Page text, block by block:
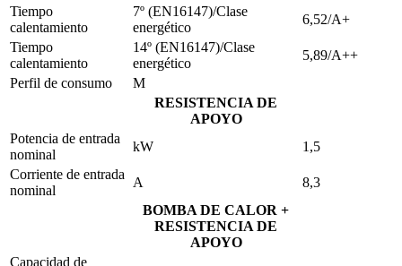
Tiempo
calentamiento
7º (EN16147)/Clase
energético
6,52/A+
Tiempo
calentamiento
14º (EN16147)/Clase
energético
5,89/A++
Perfil de consumo
M
RESISTENCIA DE
APOYO
Potencia de entrada
nominal
kW
1,5
Corriente de entrada
nominal
A
8,3
BOMBA DE CALOR +
RESISTENCIA DE
APOYO
Capacidad de